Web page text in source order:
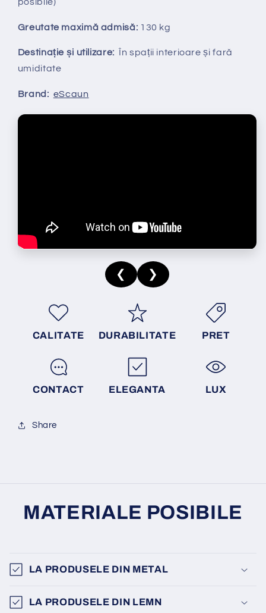
Greutate maximă admisă: 130 kg
Destinație și utilizare: În spații interioare și fară
umiditate
Brand: eScaun
❮ ❯
CALITATE DURABILITATE PRET
CONTACT ELEGANTA LUX
Share
MATERIALE POSIBILE
LA PRODUSELE DIN METAL
LA PRODUSELE DIN LEMN